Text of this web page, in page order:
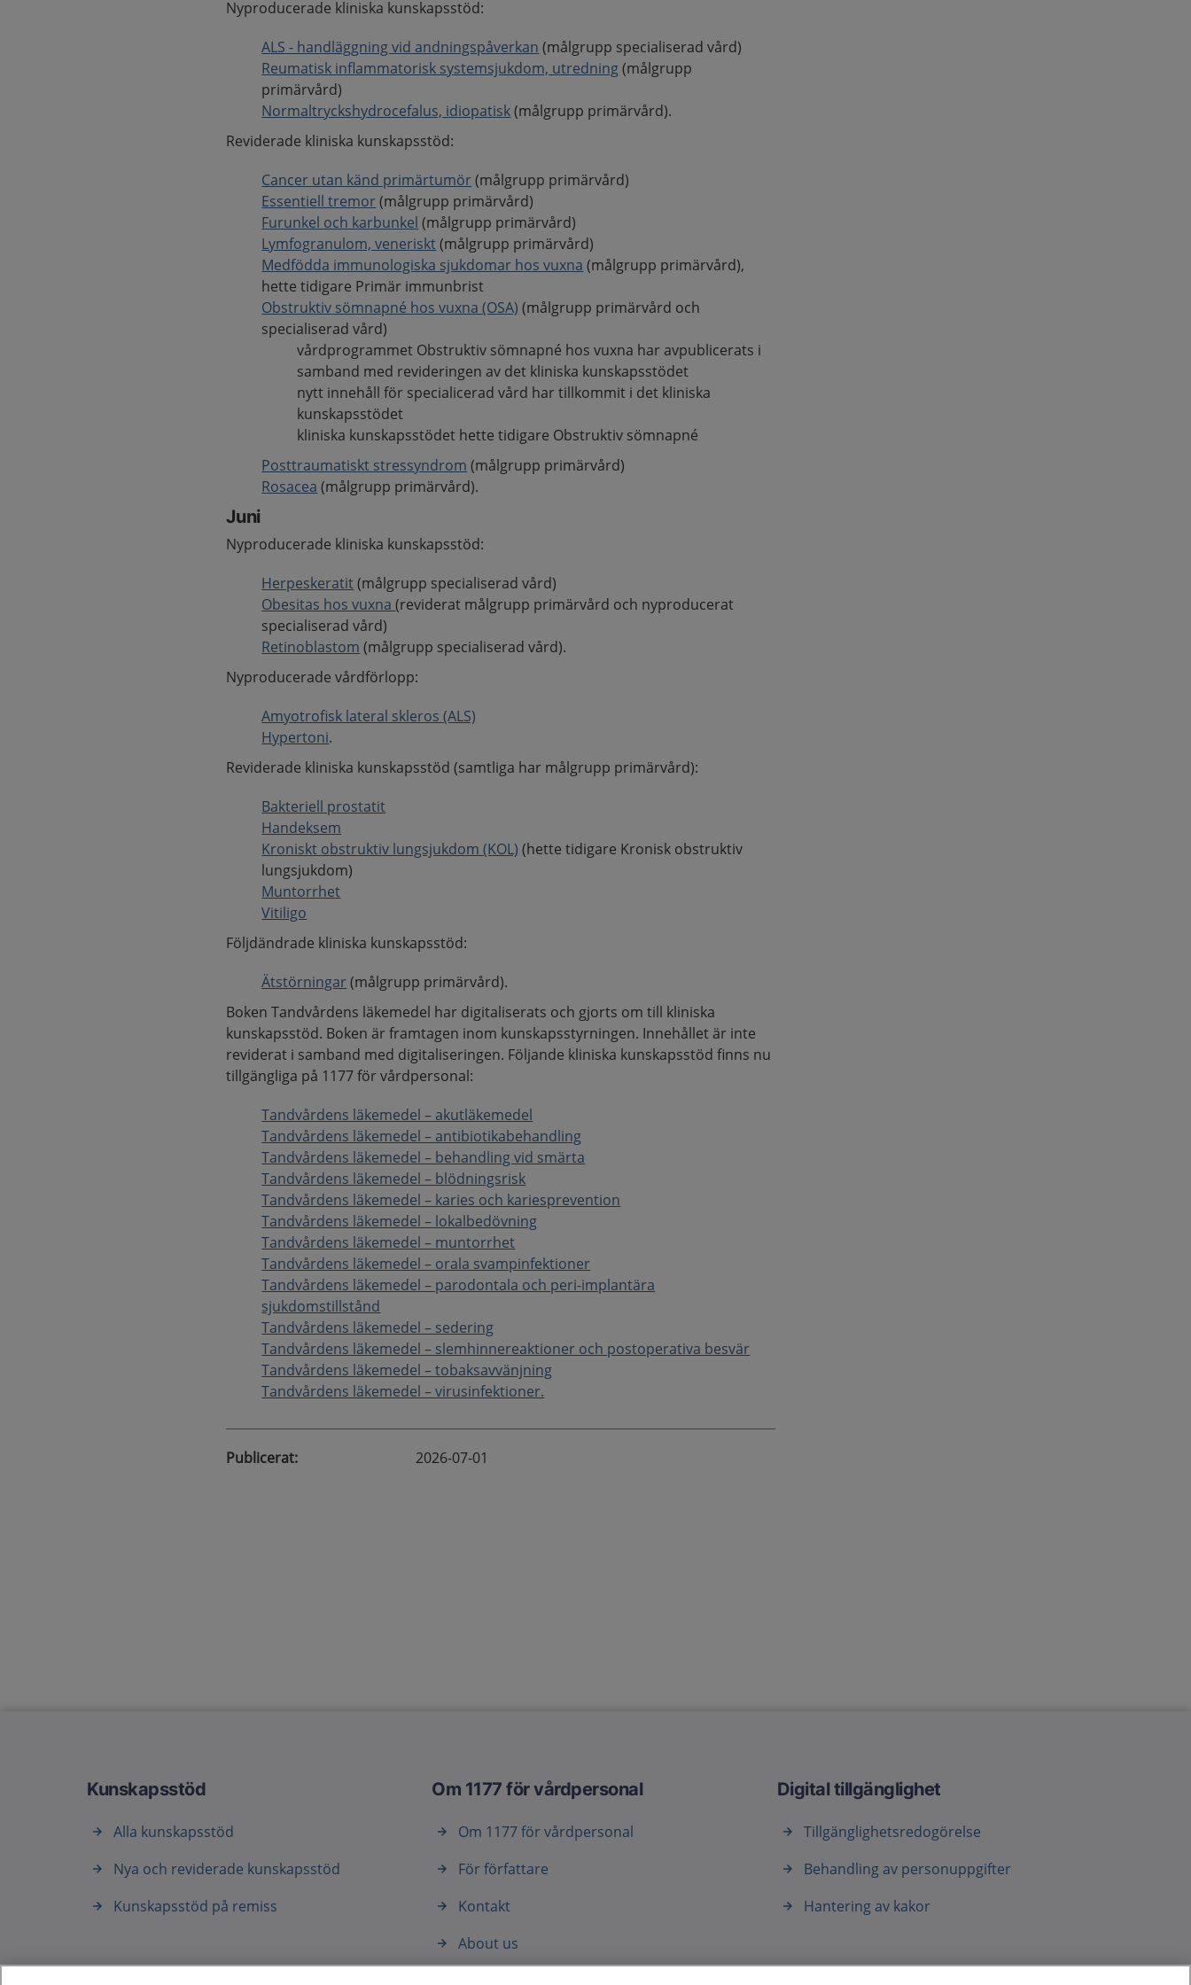
Nyproducerade kliniska kunskapsstöd:
ALS - handläggning vid andningspåverkan (målgrupp specialiserad vård)
Reumatisk inflammatorisk systemsjukdom, utredning(målgrupp
primärvård)
Normaltryckshydrocefalus, idiopatisk(målgrupp primärvård).
Reviderade kliniska kunskapsstöd:
Cancer utan känd primärtumör (målgrupp primärvård)
Essentiell tremor (målgrupp primärvård)
Furunkel och karbunkel (målgrupp primärvård)
Lymfogranulom, veneriskt(målgrupp primärvård)
Medfödda immunologiska sjukdomar hos vuxna (målgrupp primärvård),
hette tidigare Primär immunbrist
Obstruktiv sömnapné hos vuxna (OSA) (målgrupp primärvård och
specialiserad vård)
vårdprogrammet Obstruktiv sömnapné hos vuxna har avpublicerats i
samband med revideringen av det kliniska kunskapsstödet
nytt innehåll för specialicerad vård har tillkommit i det kliniska
kunskapsstödet
kliniska kunskapsstödet hette tidigare Obstruktiv sömnapné
Posttraumatiskt stressyndrom (målgrupp primärvård)
Rosacea (målgrupp primärvård).
Juni
Nyproducerade kliniska kunskapsstöd:
Herpeskeratit(målgrupp specialiserad vård)
Obesitas hos vuxna(reviderat målgrupp primärvård och nyproducerat
specialiserad vård)
Retinoblastom (målgrupp specialiserad vård).
Nyproducerade vårdförlopp:
Amyotrofisk lateral skleros (ALS)
Hypertoni.
Reviderade kliniska kunskapsstöd (samtliga har målgrupp primärvård):
Bakteriell prostatit
Handeksem
Kroniskt obstruktiv lungsjukdom (KOL) (hette tidigare Kronisk obstruktiv
lungsjukdom)
Muntorrhet
Vitiligo
Följdändrade kliniska kunskapsstöd:
Ätstörningar (målgrupp primärvård).
Boken Tandvårdens läkemedel har digitaliserats och gjorts om till kliniska
kunskapsstöd. Boken är framtagen inom kunskapsstyrningen. Innehållet är inte
reviderat i samband med digitaliseringen. Följande kliniska kunskapsstöd finns nu
tillgängliga på 1177 för vårdpersonal:
Tandvårdens läkemedel – akutläkemedel
Tandvårdens läkemedel – antibiotikabehandling
Tandvårdens läkemedel – behandling vid smärta
Tandvårdens läkemedel – blödningsrisk
Tandvårdens läkemedel – karies och kariesprevention
Tandvårdens läkemedel – lokalbedövning
Tandvårdens läkemedel – muntorrhet
Tandvårdens läkemedel – orala svampinfektioner
Tandvårdens läkemedel – parodontala och peri-implantära
sjukdomstillstånd
Tandvårdens läkemedel – sedering
Tandvårdens läkemedel – slemhinnereaktioner och postoperativa besvär
Tandvårdens läkemedel – tobaksavvänjning
Tandvårdens läkemedel – virusinfektioner.
Publicerat: 2026-07-01
Kunskapsstöd
Alla kunskapsstöd
Nya och reviderade kunskapsstöd
Kunskapsstöd på remiss
Om 1177 för vårdpersonal
Om 1177 för vårdpersonal
För författare
Kontakt
About us
Digital tillgänglighet
Tillgänglighetsredogörelse
Behandling av personuppgifter
Hantering av kakor